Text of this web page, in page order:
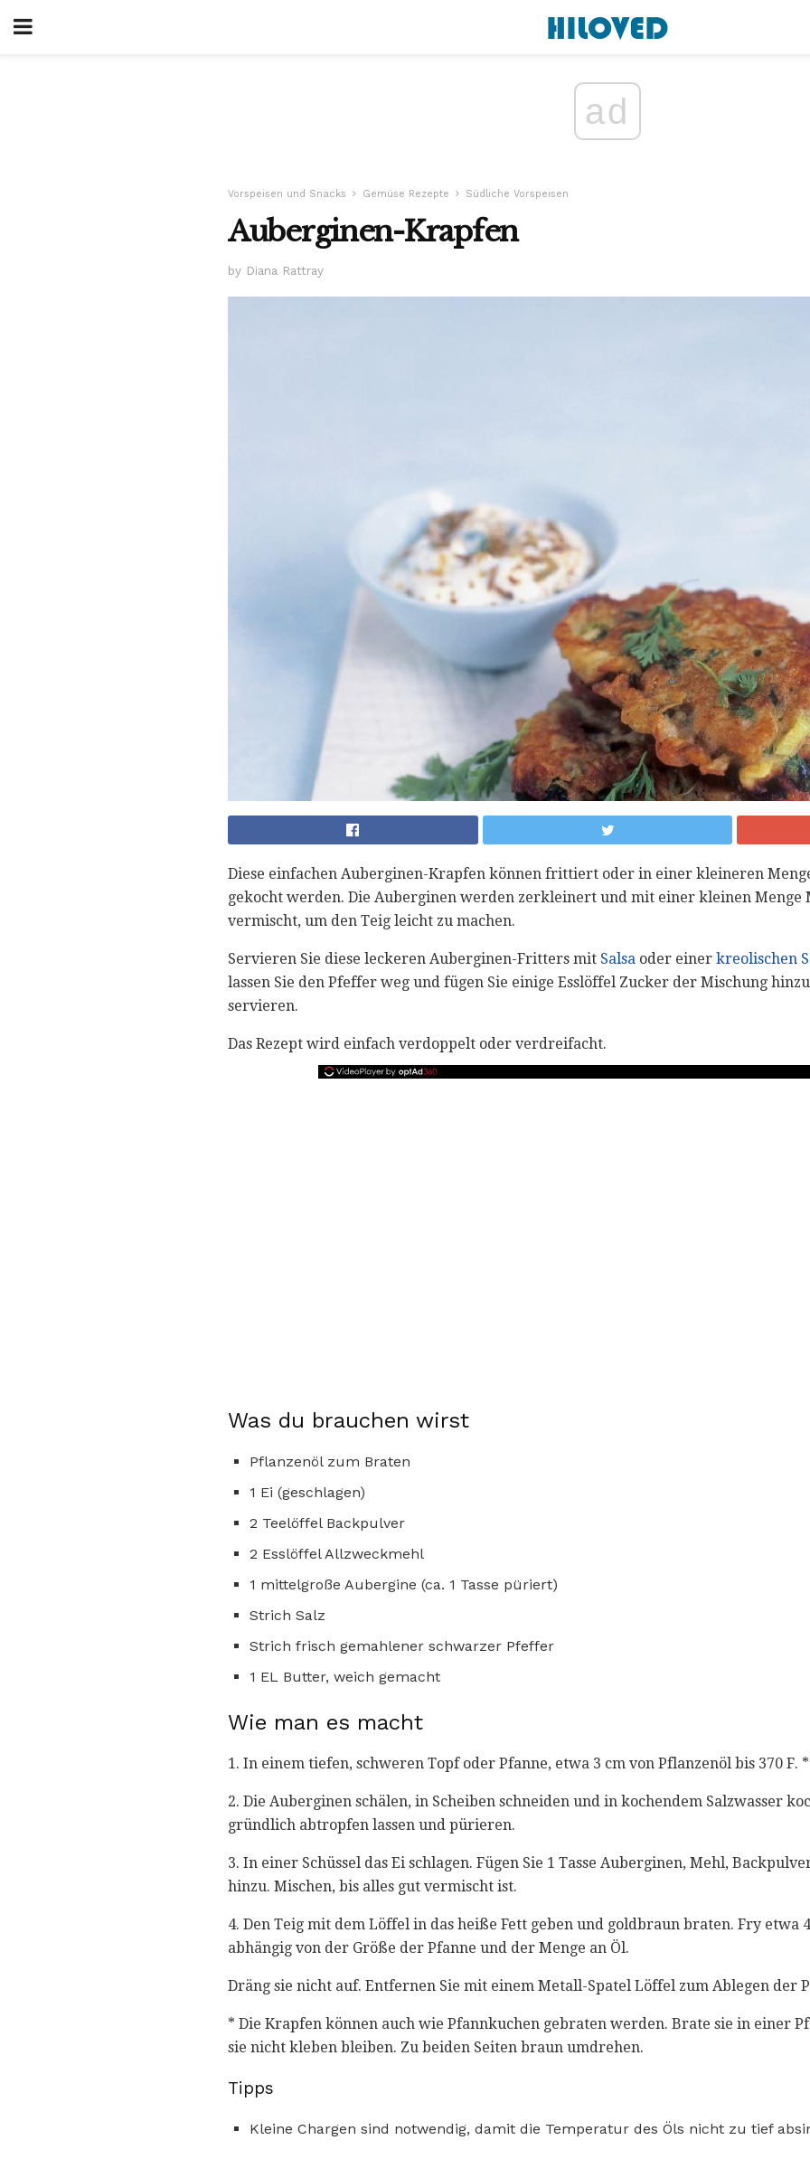
ad
Vorspeisen und Snacks Gemüse Rezepte Südliche Vorspeisen
Auberginen-Krapfen
by Diana Rattray
Diese einfachen Auberginen-Krapfen können frittiert oder in einer kleineren
gekocht werden. Die Auberginen werden zerkleinert und mit einer kleinen Menge
vermischt, um den Teig leicht zu machen.
Servieren Sie diese leckeren Auberginen-Fritters mit Salsa oder einer kreolischen
lassen Sie den Pfeffer weg und fügen Sie einige Esslöffel Zucker der Mischung
servieren.
Das Rezept wird einfach verdoppelt oder verdreifacht.
Was du brauchen wirst
Pflanzenöl zum Braten
1 Ei (geschlagen)
2 Teelöffel Backpulver
2 Esslöffel Allzweckmehl
1 mittelgroße Aubergine (ca. 1 Tasse püriert)
Strich Salz
Strich frisch gemahlener schwarzer Pfeffer
1 EL Butter, weich gemacht
Wie man es macht
1. In einem tiefen, schweren Topf oder Pfanne, etwa 3 cm von Pflanzenöl bis 370 F. *
2. Die Auberginen schälen, in Scheiben schneiden und in kochendem Salzwasser
gründlich abtropfen lassen und pürieren.
3. In einer Schüssel das Ei schlagen. Fügen Sie 1 Tasse Auberginen, Mehl,
hinzu. Mischen, bis alles gut vermischt ist.
4. Den Teig mit dem Löffel in das heiße Fett geben und goldbraun braten. Fry etwa
abhängig von der Größe der Pfanne und der Menge an Öl.
Dräng sie nicht auf. Entfernen Sie mit einem Metall-Spatel Löffel zum Ablegen der
* Die Krapfen können auch wie Pfannkuchen gebraten werden. Brate sie in einer
sie nicht kleben bleiben. Zu beiden Seiten braun umdrehen.
Tipps
Kleine Chargen sind notwendig, damit die Temperatur des Öls nicht zu tief